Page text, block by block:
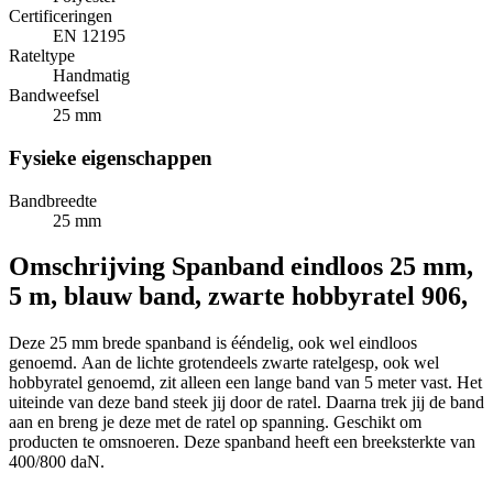
Certificeringen
EN 12195
Rateltype
Handmatig
Bandweefsel
25 mm
Fysieke eigenschappen
Bandbreedte
25 mm
Omschrijving Spanband eindloos 25 mm,
5 m, blauw band, zwarte hobbyratel 906,
Deze 25 mm brede spanband is ééndelig, ook wel eindloos
genoemd. Aan de lichte grotendeels zwarte ratelgesp, ook wel
hobbyratel genoemd, zit alleen een lange band van 5 meter vast. Het
uiteinde van deze band steek jij door de ratel. Daarna trek jij de band
aan en breng je deze met de ratel op spanning. Geschikt om
producten te omsnoeren. Deze spanband heeft een breeksterkte van
400/800 daN.